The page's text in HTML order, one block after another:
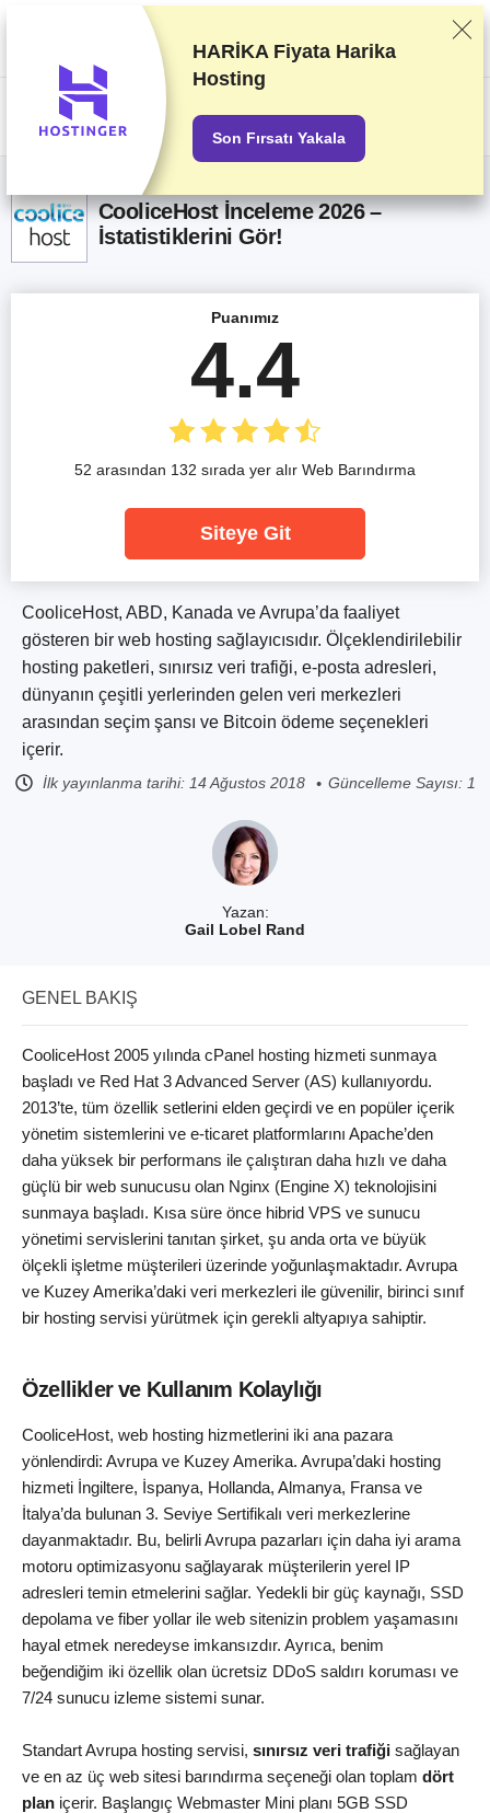
Sağlayıcıları titizlikle gerçekleştirdiğimiz test ve araştırmaları baz alarak
sıralandırıyoruz. Sıralama konusunda sağlayıcılarla olan ticari
anlaşmalarımızı da dikkate alıyoruz. Bu sayfada ortaklık yapılan
sağlayıcıların bağlantıları içeriyor. Reklam Açıklamaları
US$
CooliceHost İnceleme 2026 –
İstatistiklerini Gör!
Yazan:
Gail Lobel Rand
CooliceHost, ABD, Kanada ve Avrupa’da faaliyet
gösteren bir web hosting sağlayıcısıdır. Ölçeklendirilebilir
hosting paketleri, sınırsız veri trafiği, e-posta adresleri,
dünyanın çeşitli yerlerinden gelen veri merkezleri
arasından seçim şansı ve Bitcoin ödeme seçenekleri
içerir.
İlk yayınlanma tarihi: 14 Ağustos 2018 Güncelleme Sayısı: 1
Puanımız
4.4
52 arasından 132 sırada yer alır Web Barındırma
Siteye Git
GENEL BAKIŞ
CooliceHost 2005 yılında cPanel hosting hizmeti sunmaya
başladı ve Red Hat 3 Advanced Server (AS) kullanıyordu.
2013’te, tüm özellik setlerini elden geçirdi ve en popüler içerik
yönetim sistemlerini ve e-ticaret platformlarını Apache’den
daha yüksek bir performans ile çalıştıran daha hızlı ve daha
güçlü bir web sunucusu olan Nginx (Engine X) teknolojisini
sunmaya başladı. Kısa süre önce hibrid VPS ve sunucu
yönetimi servislerini tanıtan şirket, şu anda orta ve büyük
ölçekli işletme müşterileri üzerinde yoğunlaşmaktadır. Avrupa
ve Kuzey Amerika’daki veri merkezleri ile güvenilir, birinci sınıf
bir hosting servisi yürütmek için gerekli altyapıya sahiptir.
Özellikler ve Kullanım Kolaylığı
CooliceHost, web hosting hizmetlerini iki ana pazara
yönlendirdi: Avrupa ve Kuzey Amerika. Avrupa’daki hosting
hizmeti İngiltere, İspanya, Hollanda, Almanya, Fransa ve
İtalya’da bulunan 3. Seviye Sertifikalı veri merkezlerine
dayanmaktadır. Bu, belirli Avrupa pazarları için daha iyi arama
motoru optimizasyonu sağlayarak müşterilerin yerel IP
adresleri temin etmelerini sağlar. Yedekli bir güç kaynağı, SSD
depolama ve fiber yollar ile web sitenizin problem yaşamasını
hayal etmek neredeyse imkansızdır. Ayrıca, benim
beğendiğim iki özellik olan ücretsiz DDoS saldırı koruması ve
7/24 sunucu izleme sistemi sunar.
Standart Avrupa hosting servisi, sınırsız veri trafiği sağlayan
ve en az üç web sitesi barındırma seçeneği olan toplam dört
plan içerir. Başlangıç Webmaster Mini planı 5GB SSD
HARİKA Fiyata Harika
Hosting
Son Fırsatı Yakala